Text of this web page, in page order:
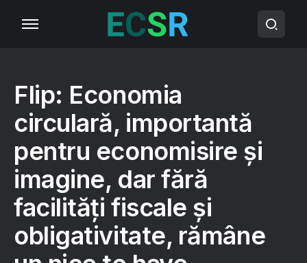
Flip: Economia
circulară, importantă
pentru economisire și
imagine, dar fără
facilități fiscale și
obligativitate, rămâne